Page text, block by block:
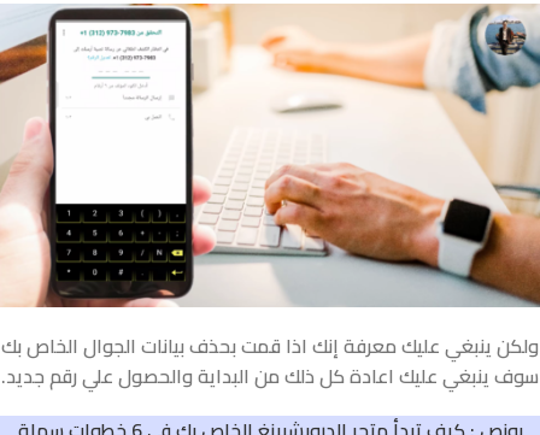
ولكن ينبغي عليك معرفة إنك اذا قمت بحذف بيانات الجوال الخاص بك
سوف ينبغي عليك اعادة كل ذلك من البداية والحصول علي رقم جديد.